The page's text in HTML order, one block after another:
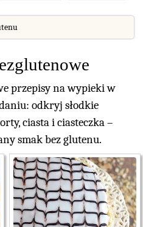
przepisy na wypieki w
odkryj słodkie
ciasta i ciasteczka –
smak bez glutenu.